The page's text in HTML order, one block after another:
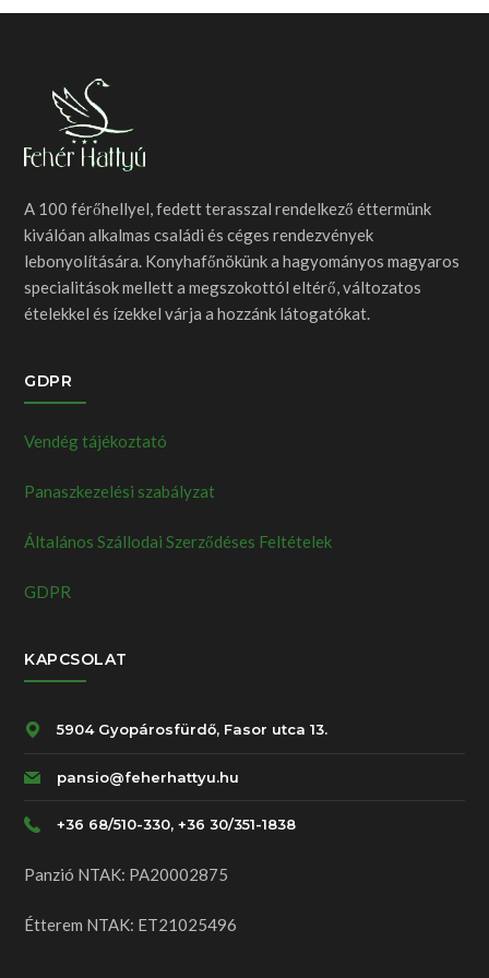
A 100 férőhellyel, fedett terasszal rendelkező éttermünk
kiválóan alkalmas családi és céges rendezvények
lebonyolítására. Konyhafőnökünk a hagyományos magyaros
specialitások mellett a megszokottól eltérő, változatos
ételekkel és ízekkel várja a hozzánk látogatókat.
GDPR
Vendég tájékoztató
Panaszkezelési szabályzat
Általános Szállodai Szerződéses Feltételek
GDPR
KAPCSOLAT
5904 Gyopárosfürdő, Fasor utca 13.
pansio@feherhattyu.hu
+36 68/510-330, +36 30/351-1838
Panzió NTAK: PA20002875
Étterem NTAK: ET21025496